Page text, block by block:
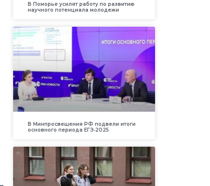
В Поморье усилят работу по развитию
научного потенциала молодежи
В Минпросвещения РФ подвели итоги
основного периода ЕГЭ‑2025